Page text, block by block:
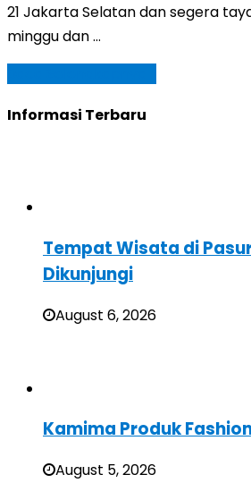
21 Jakarta Selatan dan segera
minggu dan …
Informasi Terbaru
Tempat Wisata di
Dikunjungi
August 6, 2026
Kamima Produk
August 5, 2026